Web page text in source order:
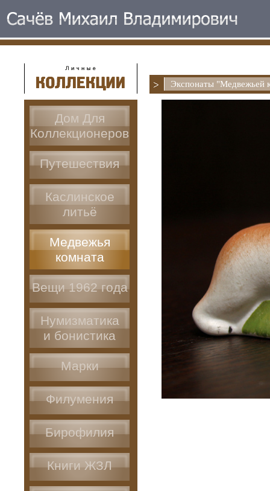
Экспонаты "Медвежьей
Дом Для
Коллекционеров
Путешествия
Каслинское
литьё
Медвежья
комната
Вещи 1962 года
Нумизматика
и бонистика
Марки
Филумения
Бирофилия
Книги ЖЗЛ